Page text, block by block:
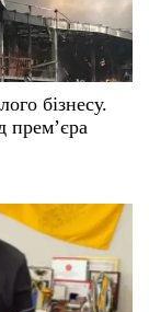
бізнесу.
прем’єра